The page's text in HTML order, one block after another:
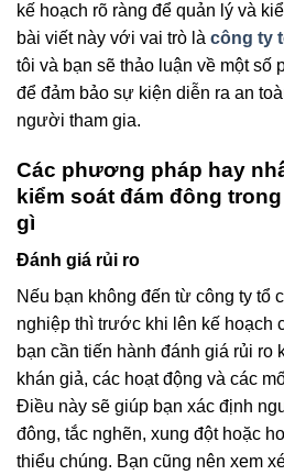
kế hoạch rõ ràng để quản lý và
bài viết này với vai trò là công ty
tôi và bạn sẽ thảo luận về một số
để đảm bảo sự kiện diễn ra an
người tham gia.
Các phương pháp hay
kiểm soát đám đông
gì
Đánh giá rủi ro
Nếu bạn không đến từ công ty tổ
nghiệp thì trước khi lên kế hoạch
bạn cần tiến hành đánh giá rủi ro
khán giả, các hoạt động và các
Điều này sẽ giúp bạn xác định
đông, tắc nghẽn, xung đột hoặc
thiểu chúng. Bạn cũng nên xem